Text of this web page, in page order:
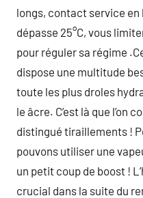
longs, contact service en
dépasse 25°C, vous
pour réguler sa régime
dispose une multitude
toute les plus droles
le âcre. C’est là que l’on
distingué tiraillements !
pouvons utiliser une
un petit coup de boost !
crucial dans la suite du